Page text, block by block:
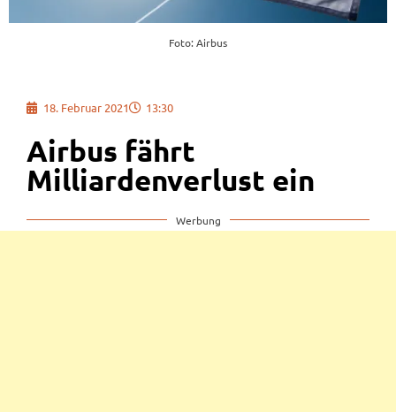
Foto: Airbus
18. Februar 2021 13:30
Airbus fährt
Milliardenverlust ein
Werbung